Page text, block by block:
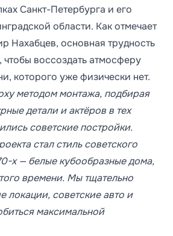
Санкт-Петербурга и его
области. Как отмечает
Нахабцев, основная трудность
чтобы воссоздать атмосферу
которого уже физически нет.
методом монтажа, подбирая
детали и актёров в тех
советские постройки.
стал стиль советского
х — белые кубообразные дома,
времени. Мы тщательно
локации, советские авто и
максимальной